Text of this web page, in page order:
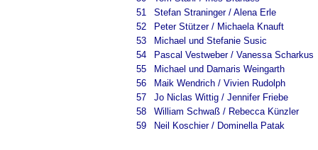
51
Stefan Straninger / Alena Erle
52
Peter Stützer / Michaela Knauft
53
Michael und Stefanie Susic
54
Pascal Vestweber / Vanessa Scharkus
55
Michael und Damaris Weingarth
56
Maik Wendrich / Vivien Rudolph
57
Jo Niclas Wittig / Jennifer Friebe
58
William Schwaß / Rebecca Künzler
59
Neil Koschier / Dominella Patak